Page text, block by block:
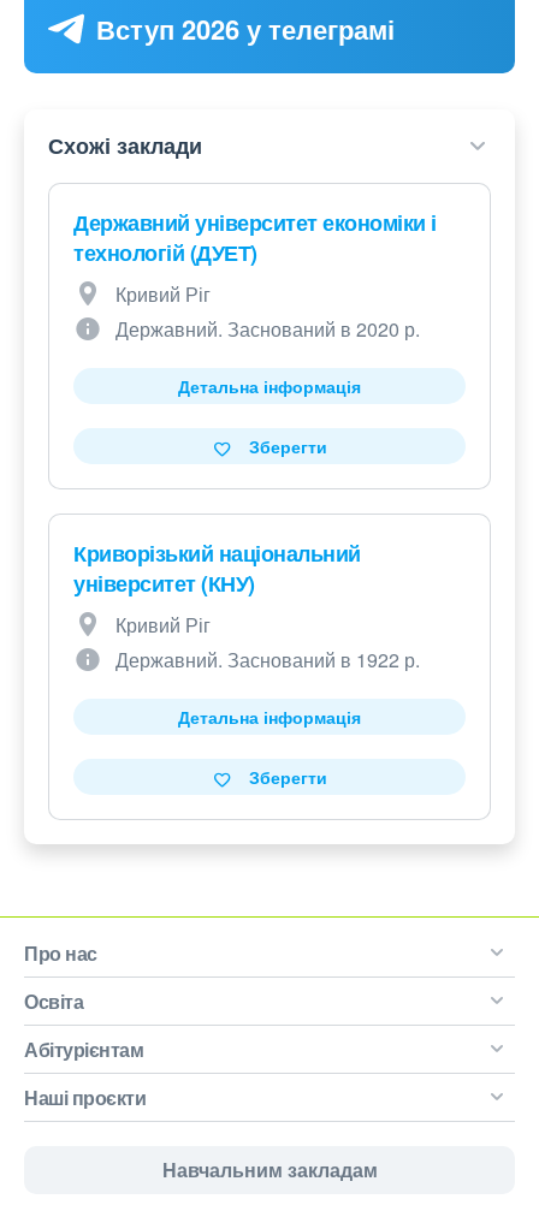
Вступ 2026 у телеграмі
Схожі заклади
Державний університет економіки і
технологій (ДУЕТ)
Кривий Ріг
Державний. Заснований в 2020 р.
Детальна інформація
Зберегти
Криворізький національний
університет (КНУ)
Кривий Ріг
Державний. Заснований в 1922 р.
Детальна інформація
Зберегти
Про нас
Освіта
Абітурієнтам
Наші проєкти
Навчальним закладам